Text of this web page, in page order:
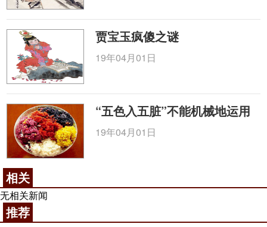
贾宝玉疯傻之谜
19年04月01日
“五色入五脏”不能机械地运用
19年04月01日
相关
无相关新闻
推荐